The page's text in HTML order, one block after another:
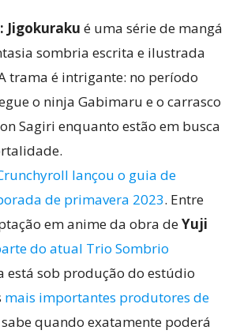
Jigokuraku é uma série de mangá
sombria escrita e ilustrada
trama é intrigante: no período
o ninja Gabimaru e o carrasco
Sagiri enquanto estão em busca
lançou o guia de
de primavera 2023. Entre
em anime da obra deYuji
do atual Trio Sombrio
está sob produção do estúdio
mais importantes produtores de
sabe quando exatamente poderá